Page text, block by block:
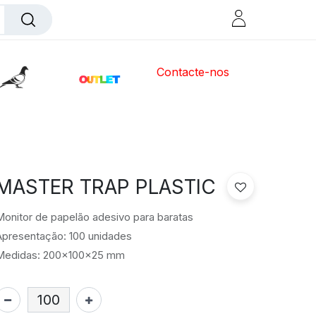
Contacte-nos
TRAP PLASTIC
de papelão adesivo para baratas
100 unidades
200x100x25 mm